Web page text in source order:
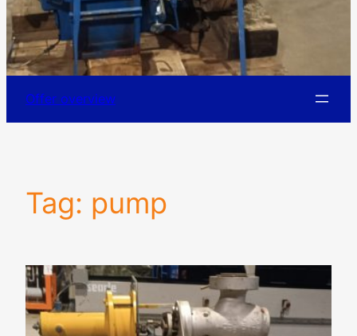
Offer overview
Tag: pump